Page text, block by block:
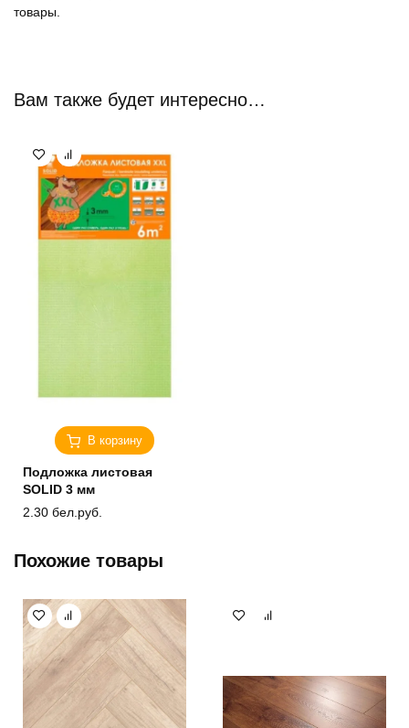
товары
Вам также будет интересно…
В корзину
Подложка листовая
SOLID 3 мм
2.30 бел.руб.
Похожие товары